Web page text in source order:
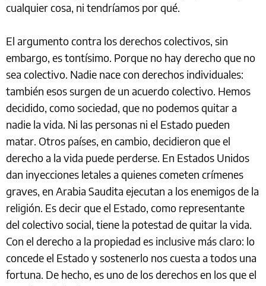
cualquier cosa, ni tendríamos por qué.
El argumento contra los derechos colectivos, sin
embargo, es tontísimo. Porque no hay derecho que no
sea colectivo. Nadie nace con derechos individuales:
también esos surgen de un acuerdo colectivo. Hemos
decidido, como sociedad, que no podemos quitar a
nadie la vida. Ni las personas ni el Estado pueden
matar. Otros países, en cambio, decidieron que el
derecho a la vida puede perderse. En Estados Unidos
dan inyecciones letales a quienes cometen crímenes
graves, en Arabia Saudita ejecutan a los enemigos de la
religión. Es decir que el Estado, como representante
del colectivo social, tiene la potestad de quitar la vida.
Con el derecho a la propiedad es inclusive más claro: lo
concede el Estado y sostenerlo nos cuesta a todos una
fortuna. De hecho, es uno de los derechos en los que el